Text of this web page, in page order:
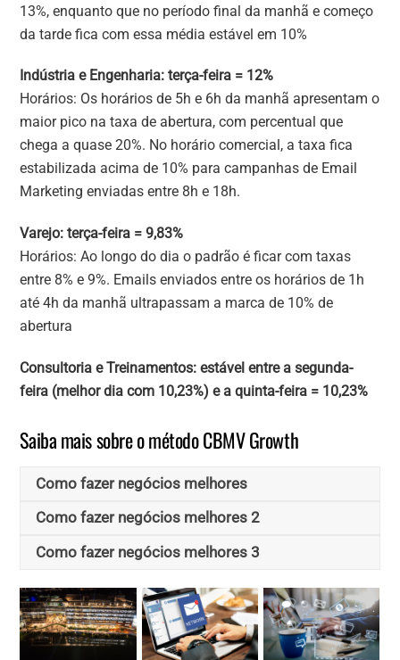
13%, enquanto que no período final da manhã e começo
da tarde fica com essa média estável em 10%
Indústria e Engenharia: terça-feira = 12%
Horários: Os horários de 5h e 6h da manhã apresentam o
maior pico na taxa de abertura, com percentual que
chega a quase 20%. No horário comercial, a taxa fica
estabilizada acima de 10% para campanhas de Email
Marketing enviadas entre 8h e 18h.
Varejo: terça-feira = 9,83%
Horários: Ao longo do dia o padrão é ficar com taxas
entre 8% e 9%. Emails enviados entre os horários de 1h
até 4h da manhã ultrapassam a marca de 10% de
abertura
Consultoria e Treinamentos: estável entre a segunda-
feira (melhor dia com 10,23%) e a quinta-feira = 10,23%
Saiba mais sobre o método CBMV Growth
Como fazer negócios melhores
Como fazer negócios melhores 2
Como fazer negócios melhores 3